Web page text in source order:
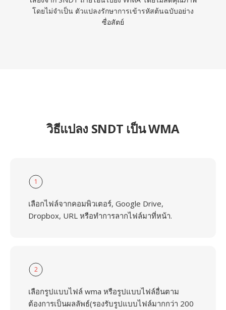
โดยไม่จำเป็น ตัวแปลงรักษาการเข้ารหัสต้นฉบับอย่าง
ซื่อสัตย์
วิธีแปลง SNDT เป็น WMA
1
เลือกไฟล์จากคอมพิวเตอร์, Google Drive,
Dropbox, URL หรือทำการลากไฟล์มาที่หน้า.
2
เลือกรูปแบบไฟล์ wma หรือรูปแบบไฟล์อื่นตาม
ต้องการเป็นผลลัพธ์(รองรับรูปแบบไฟล์มากกว่า 200